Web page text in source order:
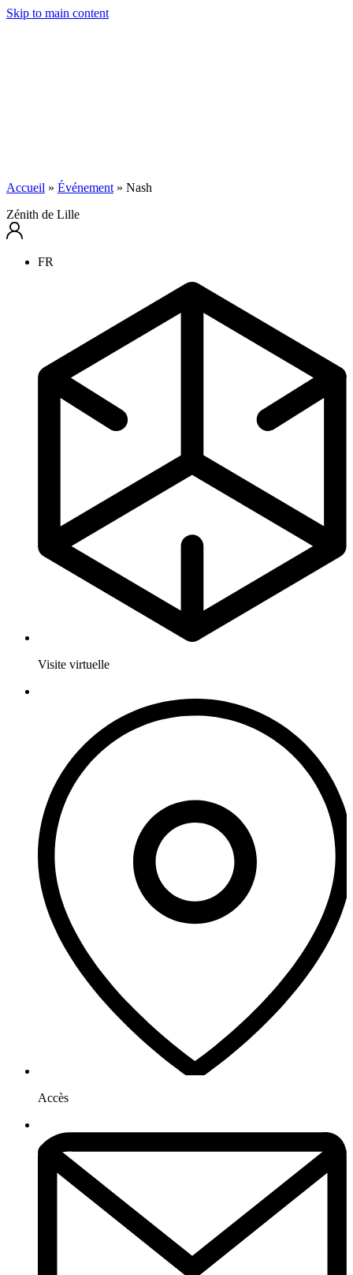
Skip to main content
Accueil » Événement » Nash
Zénith de Lille
FR
Visite virtuelle
Accès